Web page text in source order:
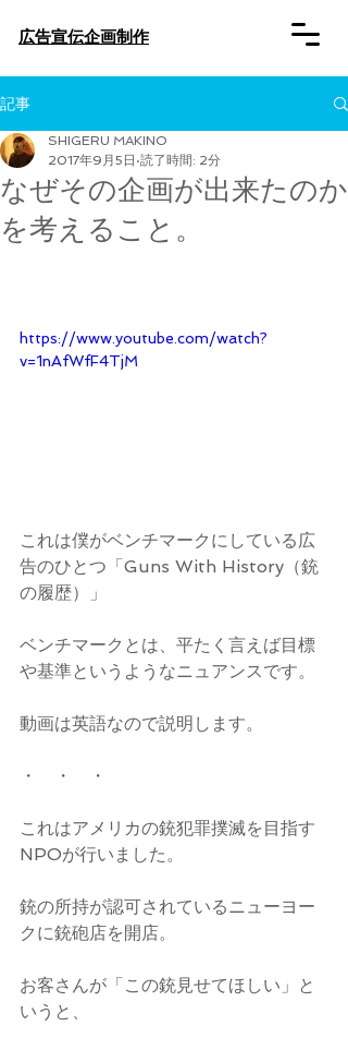
​広告宣伝企画制作
記事
なぜその企画が出来たのか
を考えること。
SHIGERU MAKINO
2017年9月5日 読了時間: 2分
https://www.youtube.com/watch?
v=1nAfWfF4TjM
これは僕がベンチマークにしている広
告のひとつ「Guns With History（銃
の履歴）」
ベンチマークとは、平たく言えば目標
や基準というようなニュアンスです。
動画は英語なので説明します。
・　・　・
これはアメリカの銃犯罪撲滅を目指す
NPOが行いました。
銃の所持が認可されているニューヨー
クに銃砲店を開店。
お客さんが「この銃見せてほしい」と
いうと、